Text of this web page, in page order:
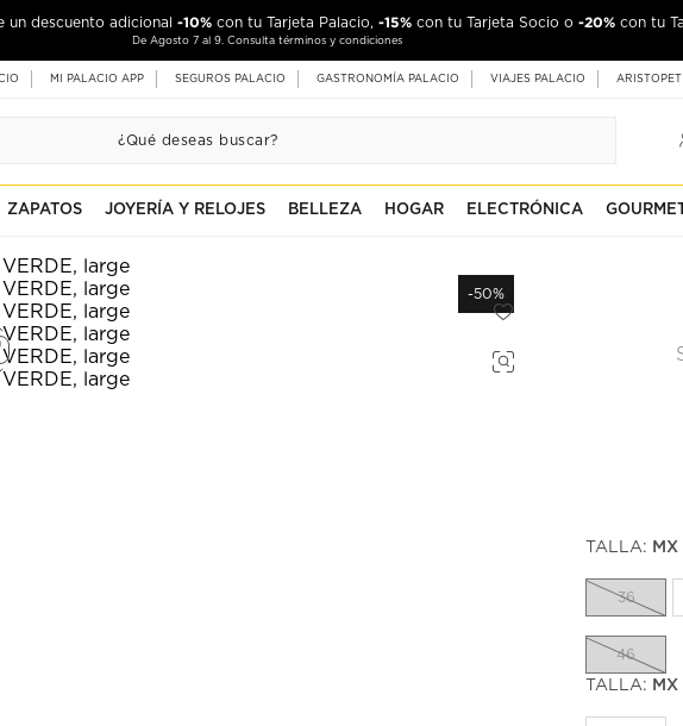
un descuento adicional -10% con tu Tarjeta Palacio, -15% con tu Tarjeta Socio o -20% con tu
De Agosto 7 al 9. Consulta términos y condiciones
MI PALACIO APP SEGUROS PALACIO GASTRONOMÍA PALACIO VIAJES PALACIO ARISTOPET
ZAPATOS JOYERÍA Y RELOJES BELLEZA HOGAR ELECTRÓNICA GOURMET
-50%
TALLA: MX
36
46
TALLA: MX